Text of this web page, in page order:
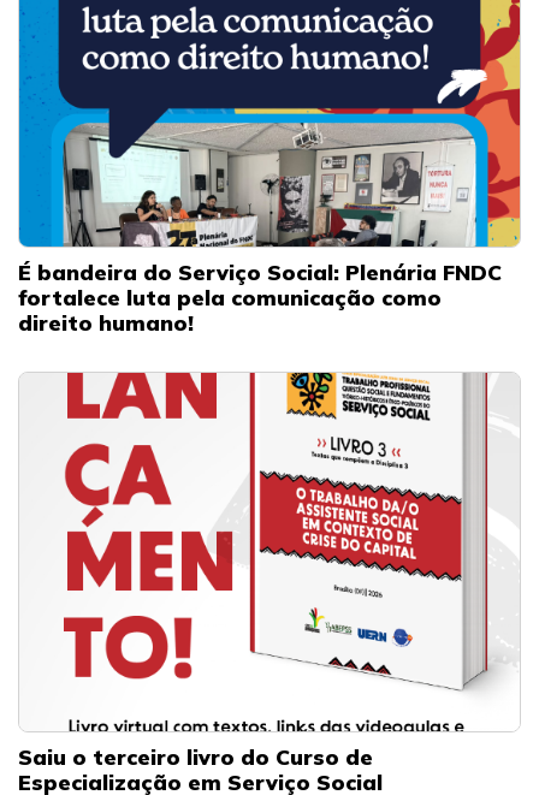
É bandeira do Serviço Social: Plenária FNDC
fortalece luta pela comunicação como
direito humano!
Saiu o terceiro livro do Curso de
Especialização em Serviço Social